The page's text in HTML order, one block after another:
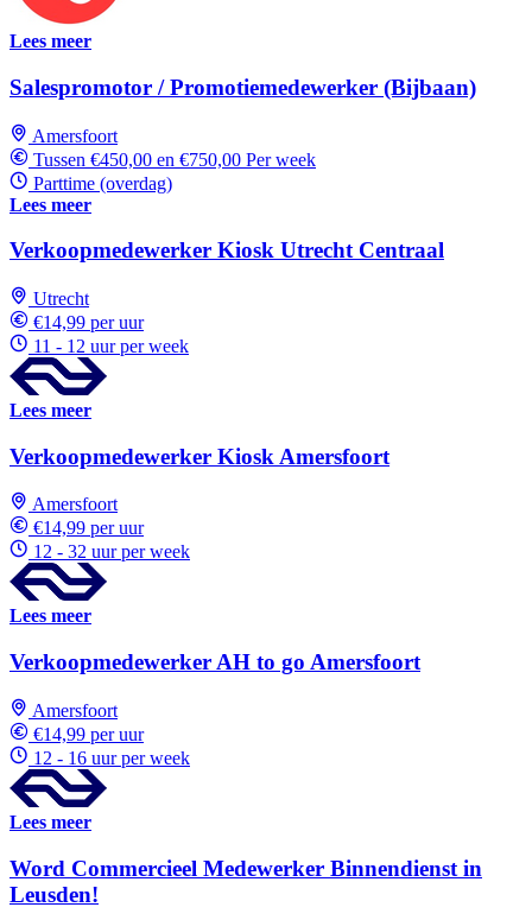
Lees meer
Salespromotor / Promotiemedewerker (Bijbaan)
Amersfoort
Tussen €450,00 en €750,00 Per week
Parttime (overdag)
Lees meer
Verkoopmedewerker Kiosk Utrecht Centraal
Utrecht
€14,99 per uur
11 - 12 uur per week
Lees meer
Verkoopmedewerker Kiosk Amersfoort
Amersfoort
€14,99 per uur
12 - 32 uur per week
Lees meer
Verkoopmedewerker AH to go Amersfoort
Amersfoort
€14,99 per uur
12 - 16 uur per week
Lees meer
Word Commercieel Medewerker Binnendienst in
Leusden!